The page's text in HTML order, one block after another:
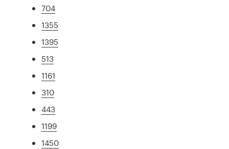
704
1355
1395
513
1161
310
443
1199
1450